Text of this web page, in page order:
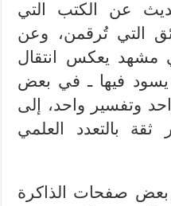
عن الكتب التي
التي تُرقمن، وعن
مشهد يعكس انتقال
يسود فيها ـ في بعض
وتفسير واحد، إلى
بالتعدد العلمي
بعض صفحات الذاكرة